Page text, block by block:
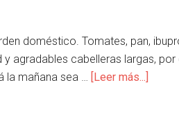
doméstico. Tomates, pan,
agradables cabelleras largas, por
la mañana sea … [Leer más...]